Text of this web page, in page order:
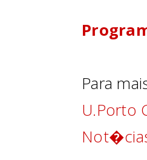
Para
U.Porto